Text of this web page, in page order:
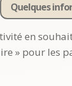
Quelques
en
» pour les